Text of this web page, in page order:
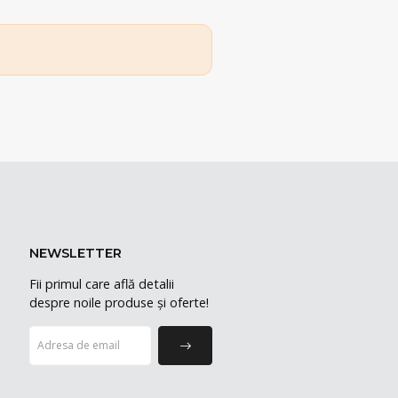
NEWSLETTER
Fii primul care află detalii
despre noile produse și oferte!